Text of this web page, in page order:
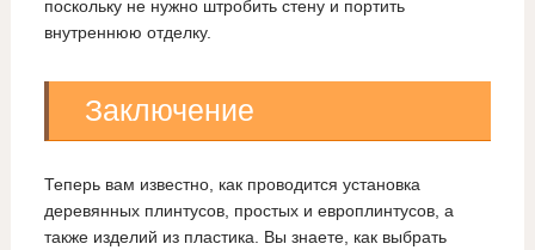
поскольку не нужно штробить стену и портить
внутреннюю отделку.
Заключение
Теперь вам известно, как проводится установка
деревянных плинтусов, простых и европлинтусов, а
также изделий из пластика. Вы знаете, как выбрать